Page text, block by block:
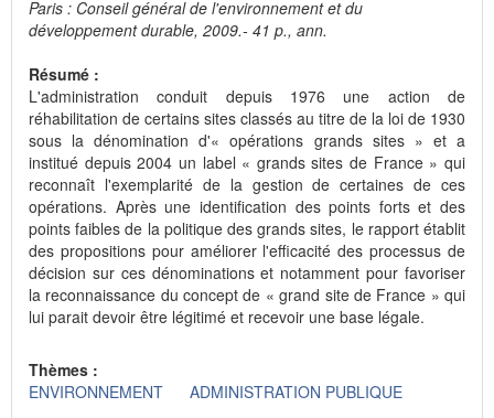
Paris : Conseil général de l'environnement et du
développement durable, 2009.- 41 p., ann.
Résumé :
L'administration conduit depuis 1976 une action de
réhabilitation de certains sites classés au titre de la loi de 1930
sous la dénomination d'« opérations grands sites » et a
institué depuis 2004 un label « grands sites de France » qui
reconnaît l'exemplarité de la gestion de certaines de ces
opérations. Après une identification des points forts et des
points faibles de la politique des grands sites, le rapport établit
des propositions pour améliorer l'efficacité des processus de
décision sur ces dénominations et notamment pour favoriser
la reconnaissance du concept de « grand site de France » qui
lui parait devoir être légitimé et recevoir une base légale.
Thèmes :
ENVIRONNEMENT
ADMINISTRATION PUBLIQUE